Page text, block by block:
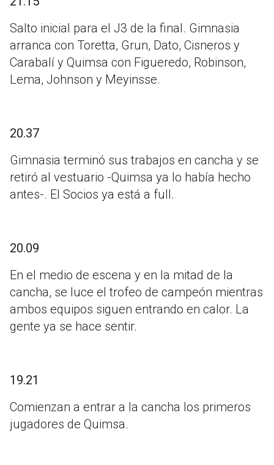
Salto inicial para el J3 de la final. Gimnasia
arranca con Toretta, Grun, Dato, Cisneros y
Carabalí y Quimsa con Figueredo, Robinson,
Lema, Johnson y Meyinsse.
20.37
Gimnasia terminó sus trabajos en cancha y se
retiró al vestuario -Quimsa ya lo había hecho
antes-. El Socios ya está a full.
20.09
En el medio de escena y en la mitad de la
cancha, se luce el trofeo de campeón mientras
ambos equipos siguen entrando en calor. La
gente ya se hace sentir.
19.21
Comienzan a entrar a la cancha los primeros
jugadores de Quimsa.